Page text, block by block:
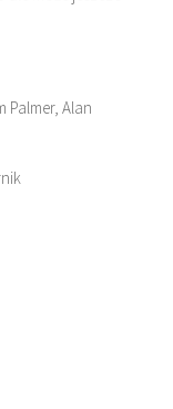
Palmer, Alan